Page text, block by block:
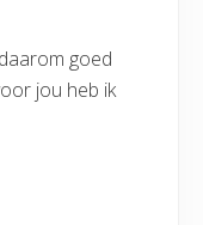
goed
jou heb ik